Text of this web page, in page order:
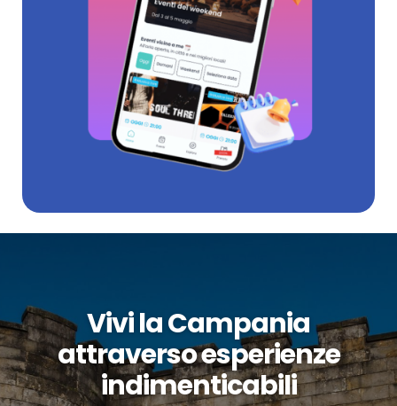
Vivi la Campania
attraverso esperienze
indimenticabili